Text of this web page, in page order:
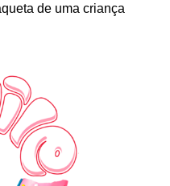
de uma criança